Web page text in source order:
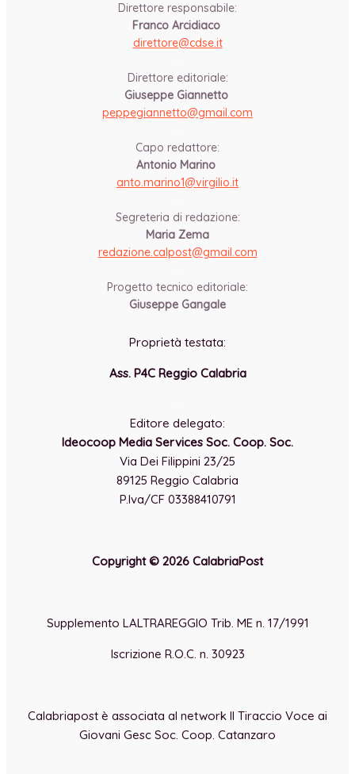
Direttore responsabile:
Franco Arcidiaco
direttore@cdse.it
Direttore editoriale:
Giuseppe Giannetto
peppegiannetto@gmail.com
Capo redattore:
Antonio Marino
anto.marino1@virgilio.it
Segreteria di redazione:
Maria Zema
redazione.calpost@gmail.com
Progetto tecnico editoriale:
Giuseppe Gangale
Proprietà testata:
Ass. P4C Reggio Calabria
Editore delegato:
Ideocoop Media Services Soc. Coop. Soc.
Via Dei Filippini 23/25
89125 Reggio Calabria
P.Iva/CF 03388410791
Copyright © 2026 CalabriaPost
Supplemento LALTRAREGGIO Trib. ME n. 17/1991
Iscrizione R.O.C. n. 30923
Calabriapost è associata al network Il Tiraccio Voce ai
Giovani Gesc Soc. Coop. Catanzaro